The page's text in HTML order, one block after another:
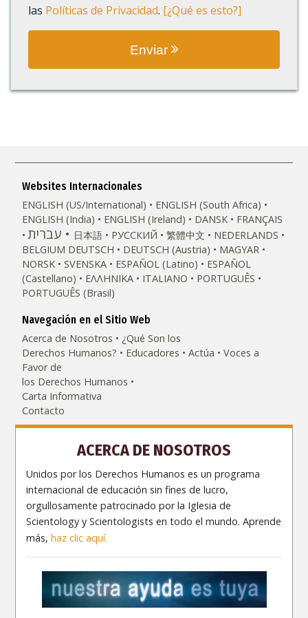
las Políticas de Privacidad. [¿Qué es esto?]
Enviar
Websites Internacionales
ENGLISH (US/International)
ENGLISH (South Africa)
ENGLISH (India)
ENGLISH (Ireland) DANSK FRANÇAIS
עברית 日本語 РУССКИЙ 繁體中文
NEDERLANDS
BELGIUM DEUTSCH DEUTSCH (Austria)
MAGYAR
NORSK
SVENSKA ESPAÑOL (Latino)
ESPAÑOL
(Castellano)
ΕΛΛΗΝΙΚA ITALIANO
PORTUGUÊS
PORTUGUÊS (Brasil)‎
Navegación en el Sitio Web
Acerca de Nosotros
¿Qué Son los
Derechos Humanos?
Educadores Actúa
Voces a
Favor de
los Derechos Humanos
Carta Informativa
Contacto
ACERCA DE NOSOTROS
Unidos por los Derechos Humanos es un programa
internacional de educación sin fines de lucro,
orgullosamente patrocinado por la Iglesia de
Scientology y Scientologists en todo el mundo. Aprende
más,haz clic aquí.